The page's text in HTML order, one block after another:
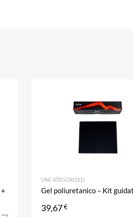
UNCATEGORIZED
Gel poliuretanico – Kit
39,67€